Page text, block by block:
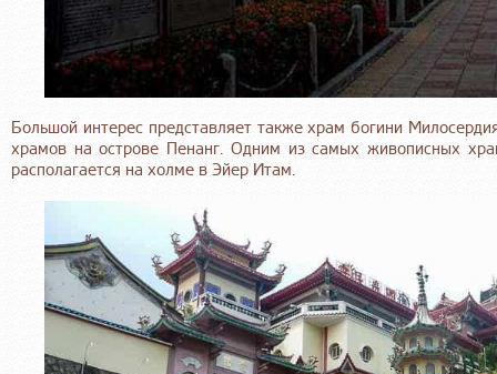
Большой интерес представляет также храм богини
храмов на острове Пенанг. Одним из самых живописных
располагается на холме в Эйер Итам.